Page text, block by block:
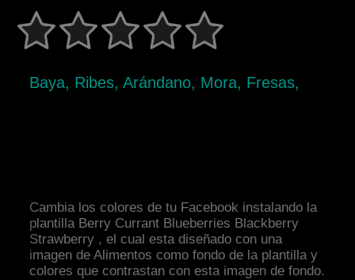
Baya, Ribes, Arándano, Mora, Fresas,
Cambia los colores de tu Facebook instalando la
plantilla Berry Currant Blueberries Blackberry
Strawberry , el cual esta diseñado con una
imagen de Alimentos como fondo de la plantilla y
colores que contrastan con esta imagen de fondo.